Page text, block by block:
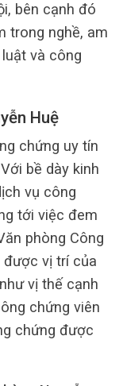
bên cạnh đó
trong nghề, am
và công
Huệ
chứng uy tín
bề dày kinh
vụ công
tới việc đem
phòng Công
được vị trí của
vị thế cạnh
chứng viên
chứng được